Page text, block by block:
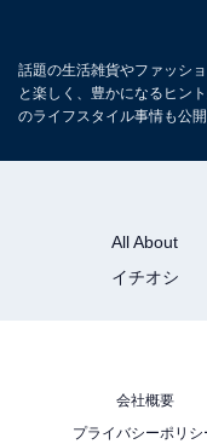
シリーズ第1弾の「うんこ
れるようにすべて
習参考書「うんこ
どもたちの味方に
話題の生活雑貨やファッシ
と楽しく、豊かになるヒン
のライフスタイル事情も公開
All About
イチオシ
会社概要
プライバシーポリシ